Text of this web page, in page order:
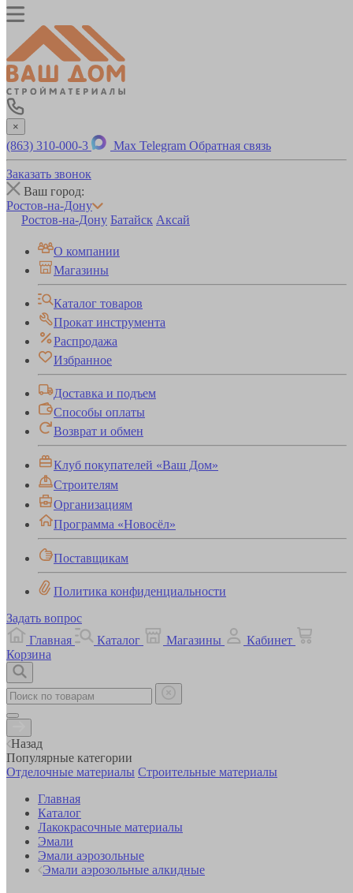
×
(863) 310-000-3 Max Telegram Обратная связь
Заказать звонок
Ваш город:
Ростов-на-Дону
Ростов-на-Дону Батайск Аксай
О компании
Магазины
Каталог товаров
Прокат инструмента
Распродажа
Избранное
Доставка и подъем
Способы оплаты
Возврат и обмен
Клуб покупателей «Ваш Дом»
Строителям
Организациям
Программа «Новосёл»
Поставщикам
Политика конфиденциальности
Задать вопрос
Главная
Каталог Магазины
Кабинет
Корзина
Назад
Популярные категории
Отделочные материалы Строительные материалы
Главная
Каталог
Лакокрасочные материалы
Эмали
Эмали аэрозольные
Эмали аэрозольные алкидные